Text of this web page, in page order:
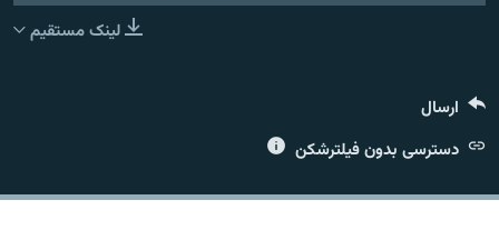
لینک مستقیم
ارسال
دسترسی بدون فیلترشکن